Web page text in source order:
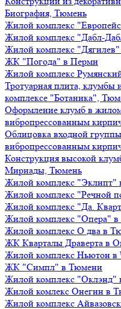
Биография, Тюмень
Жилой комплекс
Жилой комплекс "Дабл-
Жилой комплекс
ЖК "Погода" в Перми
Жилой комплекс
Тротуарная плита, клумбы
комплексе "Ботаника",
Оформление клумб в
вибропрессованным
Облицовка входной
вибропрессованным
Конструкция высокой
Мириады, Тюмень
Жилой комплекс "Эклипт"
Жилой комплекс "Речной
Жилой комплекс "Да.
Жилой комплекс "Опера"
Жилой комплекс О два в
ЖК Кварталы Драверта в
Жилой комплекс Ньютон в
ЖК "Симпл" в Тюмени
Жилой комплекс "Оклэнд"
Жилой комлекс Онегин в
Жилой комплекс